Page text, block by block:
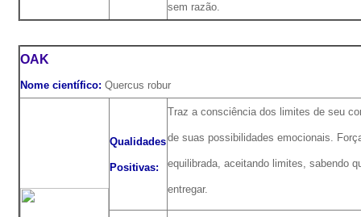
sem razão.
OAK
Nome científico: Quercus robur
Qualidades
Positivas:
Traz a consciência dos limites de seu
de suas possibilidades emocionais.
equilibrada, aceitando limites, sabendo
entregar.